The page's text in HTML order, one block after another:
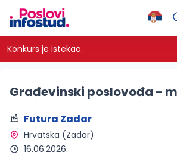
Konkurs je istekao.
Građevinski poslovođa -
Futura Zadar
Hrvatska (Zadar)
16.06.2026.